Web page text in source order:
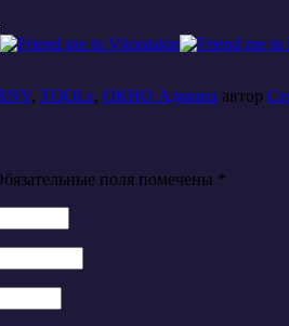
, TOOLs, ОКНО Админа автор
поля помечены *